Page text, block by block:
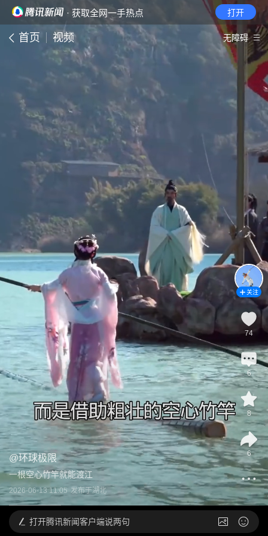
· 获取全网一手热点 打开
首页 视频 无障碍
@环球极限
一根空心竹竿就能渡江
2026-06-13 11:05 发布于湖北
关注
74
6
8
6
打开腾讯新闻客户端说两句